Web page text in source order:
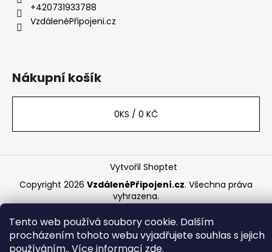
Tento web používá soubory cookie. Dalším
procházením tohoto webu vyjadřujete souhlas s jejich
používáním.. Více informací zde.
+420731933788
VzdálenéPřipojeni.cz
Nákupní košík
0KS / 0 KČ
Vytvořil Shoptet
Copyright 2026 VzdálenéPřipojení.cz. Všechna práva
vyhrazena.